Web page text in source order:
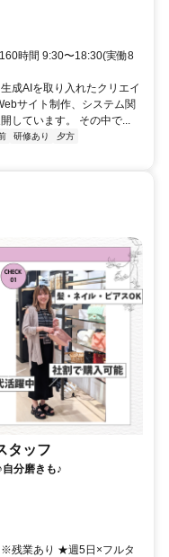
時間 9:30〜18:30(実働8
成AIを取り入れたクリエイ
サイト制作、システム関
しています。 その中で...
研修あり
夕方
タッフ
分磨きも♪
※残業あり ★週5日×フルタ